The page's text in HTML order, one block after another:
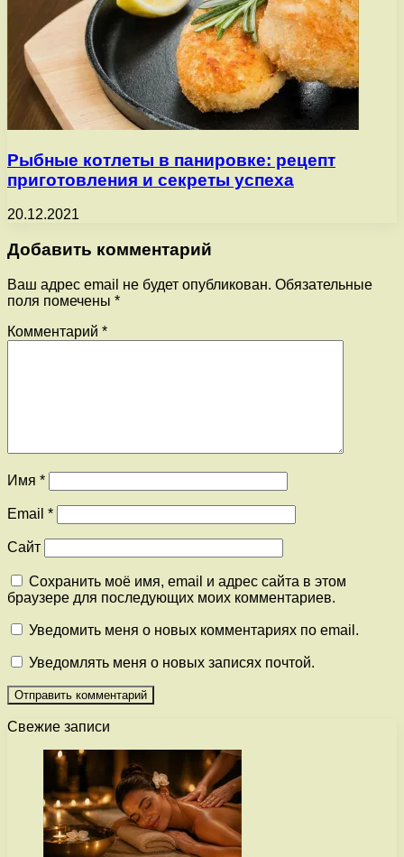
Рыбные котлеты в панировке: рецепт
приготовления и секреты успеха
20.12.2021
Добавить комментарий
Ваш адрес email не будет опубликован. Обязательные
поля помечены *
Комментарий *
Имя *
Email *
Сайт
Сохранить моё имя, email и адрес сайта в этом
браузере для последующих моих комментариев.
Уведомить меня о новых комментариях по email.
Уведомлять меня о новых записях почтой.
Свежие записи